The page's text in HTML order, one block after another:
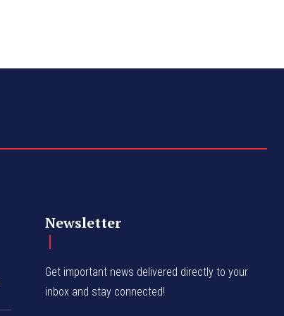
Newsletter
Get important news delivered directly to your
inbox and stay connected!